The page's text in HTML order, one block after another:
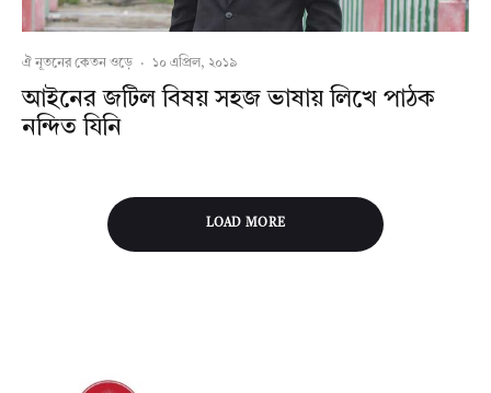
ঐ নূতনের কেতন ওড়ে · ১০ এপ্রিল, ২০১৯
আইনের জটিল বিষয় সহজ ভাষায় লিখে পাঠক
নন্দিত যিনি
LOAD MORE